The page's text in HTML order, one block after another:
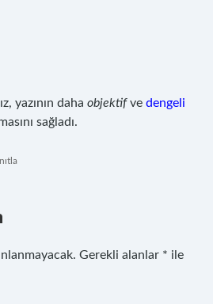
yazının daha objektifve dengeli
sağladı.
Gerekli alanlar * ile